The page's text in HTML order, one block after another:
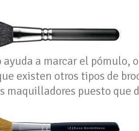
a marcar el pómulo,
existen otros tipos de
maquilladores puesto que